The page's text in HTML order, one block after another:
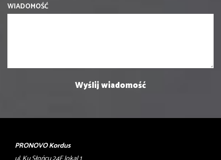
WIADOMOŚĆ
PRONOVO Kordus